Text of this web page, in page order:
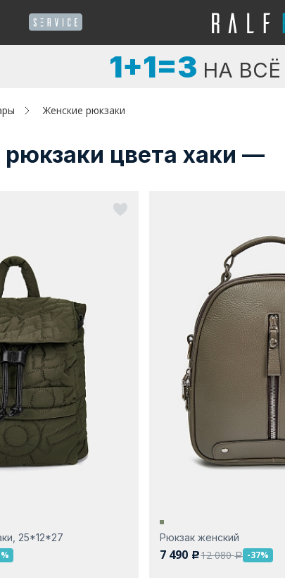
1+1=3 НА ВСЁ
Женские рюкзаки
цвета хаки —
25*12*27 Рюкзак женский
7 490 c12 080a -37%